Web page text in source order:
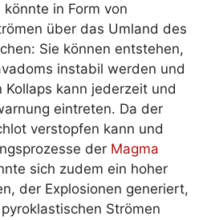
in Form von
über das Umland des
Sie können entstehen,
instabil werden und
Kollaps kann jederzeit und
eintreten. Da der
verstopfen kann und
der Magma
sich zudem ein hoher
der Explosionen generiert,
Strömen